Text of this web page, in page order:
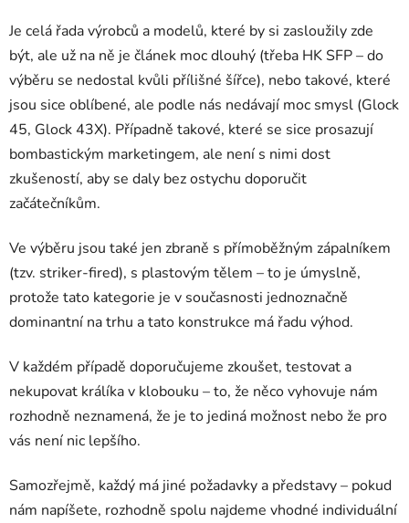
Je celá řada výrobců a modelů, které by si zasloužily zde
být, ale už na ně je článek moc dlouhý (třeba HK SFP – do
výběru se nedostal kvůli přílišné šířce), nebo takové, které
jsou sice oblíbené, ale podle nás nedávají moc smysl (Glock
45, Glock 43X). Případně takové, které se sice prosazují
bombastickým marketingem, ale není s nimi dost
zkušeností, aby se daly bez ostychu doporučit
začátečníkům.
Ve výběru jsou také jen zbraně s přímoběžným zápalníkem
(tzv. striker-fired), s plastovým tělem – to je úmyslně,
protože tato kategorie je v současnosti jednoznačně
dominantní na trhu a tato konstrukce má řadu výhod.
V každém případě doporučujeme zkoušet, testovat a
nekupovat králíka v klobouku – to, že něco vyhovuje nám
rozhodně neznamená, že je to jediná možnost nebo že pro
vás není nic lepšího.
Samozřejmě, každý má jiné požadavky a představy – pokud
nám napíšete, rozhodně spolu najdeme vhodné individuální